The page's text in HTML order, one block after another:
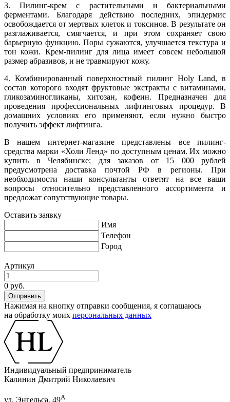
3. Пилинг-крем с растительными и бактериальными
ферментами. Благодаря действию последних, эпидермис
освобождается от мертвых клеток и токсинов. В результате он
разглаживается, смягчается, и при этом сохраняет свою
барьерную функцию. Поры сужаются, улучшается текстура и
тон кожи. Крем-пилинг для лица имеет совсем небольшой
размер абразивов, и не травмируют кожу.
4. Комбинированный поверхностный пилинг Holy Land, в
состав которого входят фруктовые экстракты с витаминами,
гликозаминогликаны, хитозан, кофеин. Предназначен для
проведения профессиональных лифтинговых процедур. В
домашних условиях его применяют, если нужно быстро
получить эффект лифтинга.
В нашем интернет-магазине представлены все пилинг-
средства марки «Холи Ленд» по доступным ценам. Их можно
купить в Челябинске; для заказов от 15 000 рублей
предусмотрена доставка почтой РФ в регионы. При
необходимости наши консультанты ответят на все ваши
вопросы относительно представленного ассортимента и
предложат сопутствующие товары.
Оставить заявку
Имя
Телефон
Город
Артикул
0 руб.
Нажимая на кнопку отправки сообщения, я соглашаюсь
на обработку моих персональных данных
Индивидуальный предприниматель
Калинин Дмитрий Николаевич
ул. Энгельса, 49А